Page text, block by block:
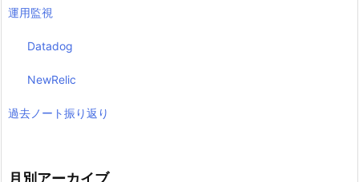
運用監視
Datadog
NewRelic
過去ノート振り返り
月別アーカイブ